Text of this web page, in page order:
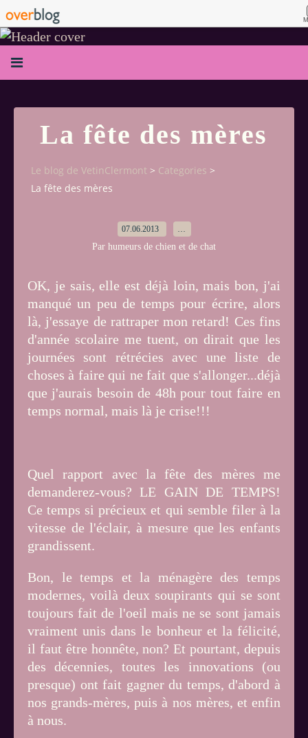
La fête des mères
Le blog de VetinClermont > Categories >
La fête des mères
07.06.2013
Par humeurs de chien et de chat
OK, je sais, elle est déjà loin, mais bon, j'ai
manqué un peu de temps pour écrire, alors
là, j'essaye de rattraper mon retard! Ces fins
d'année scolaire me tuent, on dirait que les
journées sont rétrécies avec une liste de
choses à faire qui ne fait que s'allonger...déjà
que j'aurais besoin de 48h pour tout faire en
temps normal, mais là je crise!!!
Quel rapport avec la fête des mères me
demanderez-vous? LE GAIN DE TEMPS!
Ce temps si précieux et qui semble filer à la
vitesse de l'éclair, à mesure que les enfants
grandissent.
Bon, le temps et la ménagère des temps
modernes, voilà deux soupirants qui se sont
toujours fait de l'oeil mais ne se sont jamais
vraiment unis dans le bonheur et la félicité,
il faut être honnête, non? Et pourtant, depuis
des décennies, toutes les innovations (ou
presque) ont fait gagner du temps, d'abord à
nos grands-mères, puis à nos mères, et enfin
à nous.